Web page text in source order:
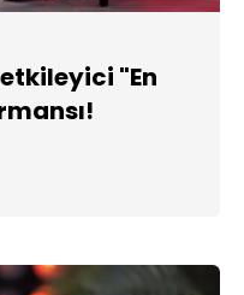
"En